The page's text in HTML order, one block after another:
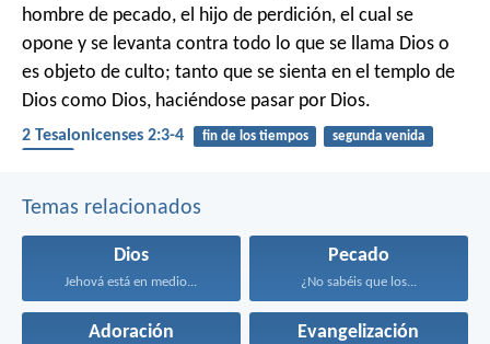
hombre de pecado, el hijo de perdición, el cual se
opone y se levanta contra todo lo que se llama Dios o
es objeto de culto; tanto que se sienta en el templo de
Dios como Dios, haciéndose pasar por Dios.
2 Tesalonicenses 2:3-4 fin de los tiempos
segunda venida
Temas relacionados
Dios
Jehová está en medio...
Pecado
¿No sabéis que los...
Adoración Evangelización